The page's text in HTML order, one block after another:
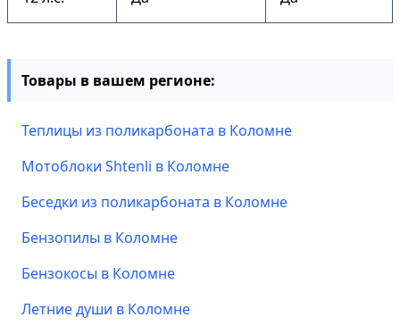
Товары в вашем регионе:
Теплицы из поликарбоната в Коломне
Мотоблоки Shtenli в Коломне
Беседки из поликарбоната в Коломне
Бензопилы в Коломне
Бензокосы в Коломне
Летние души в Коломне